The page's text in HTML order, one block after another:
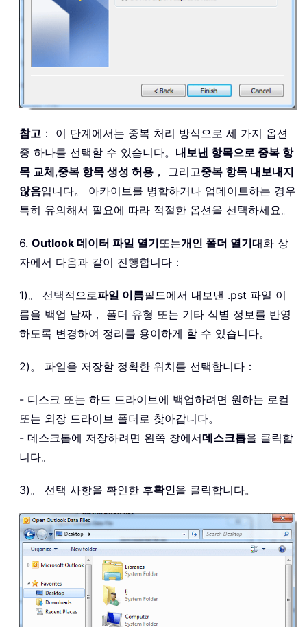
참고 ： 이 단계에서는 중복 처리 방식으로 세 가지 옵션
중 하나를 선택할 수 있습니다。 내보낸 항목으로 중복 항
목 교체,중복 항목 생성 허용 ， 그리고중복 항목 내보내지
않음입니다。 아카이브를 병합하거나 업데이트하는 경우
특히 유의해서 필요에 따라 적절한 옵션을 선택하세요。
6. Outlook 데이터 파일 열기또는개인 폴더 열기대화 상
자에서 다음과 같이 진행합니다：
1)。 선택적으로파일 이름필드에서 내보낸 .pst 파일 이
름을 백업 날짜， 폴더 유형 또는 기타 식별 정보를 반영
하도록 변경하여 정리를 용이하게 할 수 있습니다。
2)。 파일을 저장할 정확한 위치를 선택합니다：
- 디스크 또는 하드 드라이브에 백업하려면 원하는 로컬
또는 외장 드라이브 폴더로 찾아갑니다。
- 데스크톱에 저장하려면 왼쪽 창에서데스크톱을 클릭합
니다。
3)。 선택 사항을 확인한 후확인을 클릭합니다。